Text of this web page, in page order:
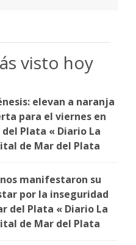
visto hoy
elevan a naranja
para el viernes en
del Plata « Diario La
de Mar del Plata
manifestaron su
por la inseguridad
del Plata « Diario La
de Mar del Plata